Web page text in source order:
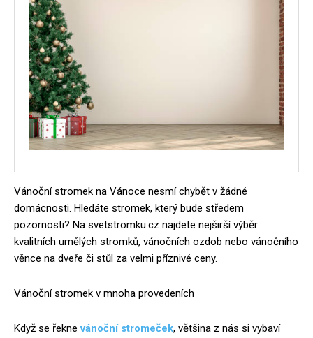
Vánoční stromek na Vánoce nesmí chybět v žádné
domácnosti. Hledáte stromek, který bude středem
pozornosti? Na svetstromku.cz najdete nejširší výběr
kvalitních umělých stromků, vánočních ozdob nebo vánočního
věnce na dveře či stůl za velmi příznivé ceny.
Vánoční stromek v mnoha provedeních
Když se řeknevánoční stromeček, většina z nás si vybaví